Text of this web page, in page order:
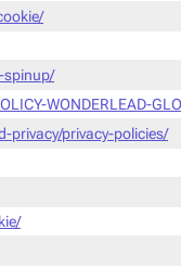
spinup/
WONDERLEAD-
privacy/privacy-policies/